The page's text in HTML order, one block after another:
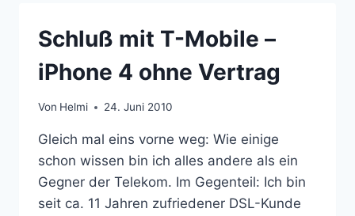
(VIA
Schluß mit T-Mobile –
iPhone 4 ohne Vertrag
Von Helmi 24. Juni 2010
Gleich mal eins vorne weg: Wie einige
schon wissen bin ich alles andere als ein
Gegner der Telekom. Im Gegenteil: Ich bin
seit ca. 11 Jahren zufriedener DSL-Kunde